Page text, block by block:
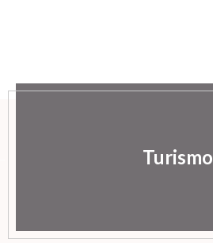
Turismo